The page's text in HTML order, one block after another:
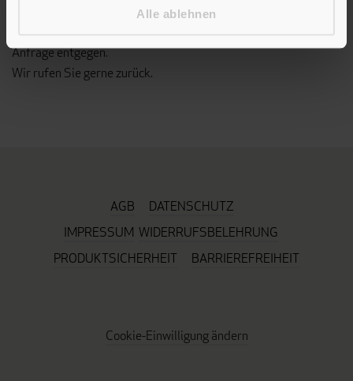
Alle ablehnen
Anfrage entgegen.
Wir rufen Sie gerne zurück.
AGB
DATENSCHUTZ
IMPRESSUM WIDERRUFSBELEHRUNG
PRODUKTSICHERHEIT
BARRIEREFREIHEIT
Cookie-Einwilligung ändern